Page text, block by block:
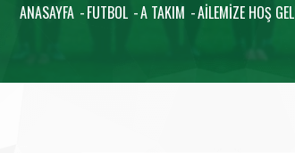
ANASAYFA FUTBOL A TAKIM AILEMIZE HOŞ